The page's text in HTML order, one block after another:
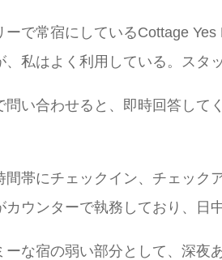
ーで常宿にしているCottage
、私はよく利用している。スタ
問い合わせると、即時回答し
間帯にチェックイン、チェック
カウンターで執務しており、日
ーな宿の弱い部分として、深夜